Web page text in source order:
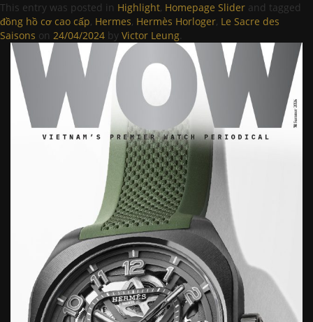
This entry was posted in Highlight, Homepage Slider and tagged
đồng hồ cơ cao cấp, Hermes, Hermès Horloger, Le Sacre des
Saisons on 24/04/2024 by Victor Leung.